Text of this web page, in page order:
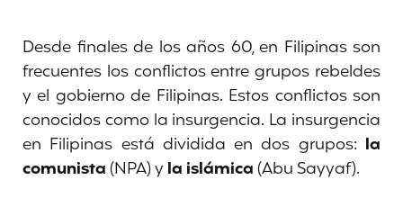
Desde finales de los años 60, en Filipinas son
frecuentes los conflictos entre grupos rebeldes
y el gobierno de Filipinas. Estos conflictos son
conocidos como la insurgencia. La insurgencia
en Filipinas está dividida en dos grupos: la
comunista(NPA) y la islámica(Abu Sayyaf).